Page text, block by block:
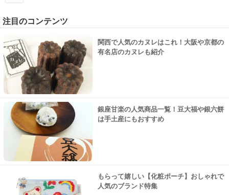
注目のコンテンツ
関西で人気のカヌレはこれ！大阪や京都の
有名店のカヌレも紹介
銀座甘楽の人気商品一覧！豆大福や銀六餅
は手土産にもおすすめ
もらって嬉しい【化粧ポーチ】おしゃれで
人気のブランド特集